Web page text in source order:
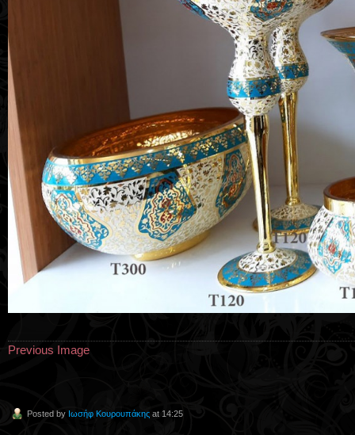
Previous Image
Posted by Ιωσήφ Κουρουπάκης at 14:25